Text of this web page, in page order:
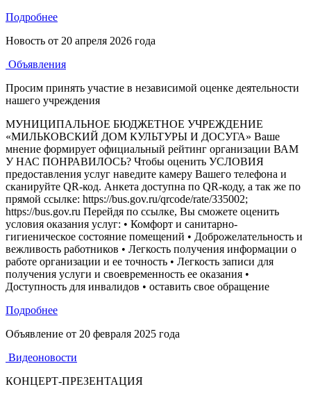
Подробнее
Новость от 20 апреля 2026 года
Объявления
Просим принять участие в независимой оценке деятельности
нашего учреждения
МУНИЦИПАЛЬНОЕ БЮДЖЕТНОЕ УЧРЕЖДЕНИЕ
«МИЛЬКОВСКИЙ ДОМ КУЛЬТУРЫ И ДОСУГА» Ваше
мнение формирует официальный рейтинг организации ВАМ
У НАС ПОНРАВИЛОСЬ? Чтобы оценить УСЛОВИЯ
предоставления услуг наведите камеру Вашего телефона и
сканируйте QR-код. Анкета доступна по QR-коду, а так же по
прямой ссылке: https://bus.gov.ru/qrcode/rate/335002;
https://bus.gov.ru Перейдя по ссылке, Вы сможете оценить
условия оказания услуг: • Комфорт и санитарно-
гигиеническое состояние помещений • Доброжелательность и
вежливость работников • Легкость получения информации о
работе организации и ее точность • Легкость записи для
получения услуги и своевременность ее оказания •
Доступность для инвалидов • оставить свое обращение
Подробнее
Объявление от 20 февраля 2025 года
Видеоновости
КОНЦЕРТ-ПРЕЗЕНТАЦИЯ